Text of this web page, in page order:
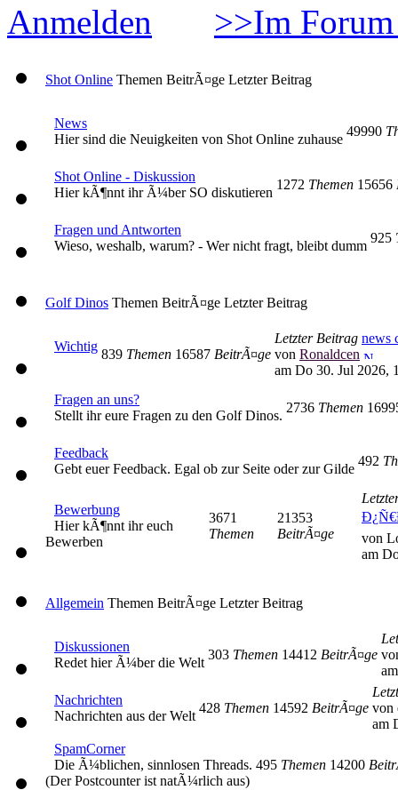
Anmelden >>Im
Shot Online Themen BeitrÃ¤ge Letzter Beitrag
News
Hier sind die Neuigkeiten von Shot Online zuhause
49990
Shot Online - Diskussion
Hier kÃ¶nnt ihr Ã¼ber SO diskutieren
1272 Themen 15656
Fragen und Antworten
Wieso, weshalb, warum? - Wer nicht fragt, bleibt dumm
925
Golf Dinos Themen BeitrÃ¤ge Letzter Beitrag
Wichtig
839 Themen 16587 BeitrÃ¤ge
Letzter Beitrag news
von Ronaldcen
am Do 30. Jul 2026,
Fragen an uns?
Stellt ihr eure Fragen zu den Golf Dinos.
2736 Themen
Feedback
Gebt euer Feedback. Egal ob zur Seite oder zur Gilde
492
Bewerbung
Hier kÃ¶nnt ihr euch
Bewerben
3671
Themen
21353
BeitrÃ¤ge
von
am
Allgemein Themen BeitrÃ¤ge Letzter Beitrag
Diskussionen
Redet hier Ã¼ber die Welt
303 Themen 14412 BeitrÃ¤ge
Nachrichten
Nachrichten aus der Welt
428 Themen 14592 BeitrÃ¤ge von
am
SpamCorner
Die Ã¼blichen, sinnlosen Threads.
(Der Postcounter ist natÃ¼rlich aus)
495 Themen 14200